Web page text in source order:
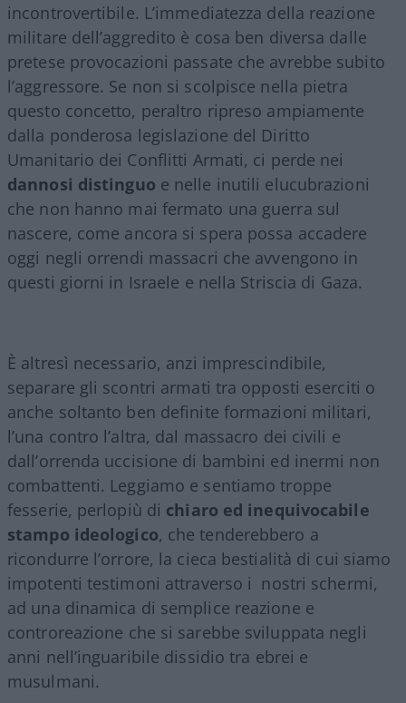
incontrovertibile. L’immediatezza della reazione
militare dell’aggredito è cosa ben diversa dalle
pretese provocazioni passate che avrebbe subito
l’aggressore. Se non si scolpisce nella pietra
questo concetto, peraltro ripreso ampiamente
dalla ponderosa legislazione del Diritto
Umanitario dei Conflitti Armati, ci perde nei
dannosi distinguo e nelle inutili elucubrazioni
che non hanno mai fermato una guerra sul
nascere, come ancora si spera possa accadere
oggi negli orrendi massacri che avvengono in
questi giorni in Israele e nella Striscia di Gaza.
È altresì necessario, anzi imprescindibile,
separare gli scontri armati tra opposti eserciti o
anche soltanto ben definite formazioni militari,
l’una contro l’altra, dal massacro dei civili e
dall’orrenda uccisione di bambini ed inermi non
combattenti. Leggiamo e sentiamo troppe
fesserie, perlopiù di chiaro ed inequivocabile
stampo ideologico, che tenderebbero a
ricondurre l’orrore, la cieca bestialità di cui siamo
impotenti testimoni attraverso i nostri schermi,
ad una dinamica di semplice reazione e
controreazione che si sarebbe sviluppata negli
anni nell’inguaribile dissidio tra ebrei e
musulmani.